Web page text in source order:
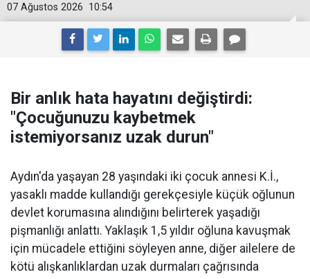
10:54
07 Ağustos 2026
Bir anlık hata hayatını değiştirdi:
"Çocuğunuzu kaybetmek
istemiyorsanız uzak durun"
Aydın'da yaşayan 28 yaşındaki iki çocuk annesi K.İ.,
yasaklı madde kullandığı gerekçesiyle küçük oğlunun
devlet korumasına alındığını belirterek yaşadığı
pişmanlığı anlattı. Yaklaşık 1,5 yıldır oğluna kavuşmak
için mücadele ettiğini söyleyen anne, diğer ailelere de
kötü alışkanlıklardan uzak durmaları çağrısında